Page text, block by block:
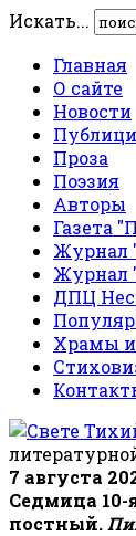
Искать...
Главная
О сайте
Новости
Проза
Поэзия
Авторы
Газета
Журнал
Журнал
ДПЦ
Храмы и
7 августа
Седмица 10-
постный.